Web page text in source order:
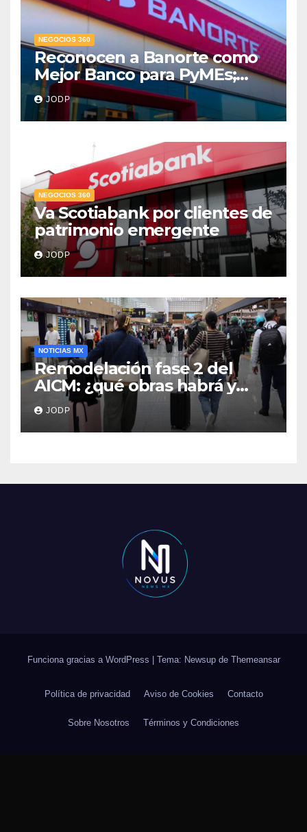
NEGOCIOS 360
Reconocen a Banorte como
Mejor Banco para PyMEs;
supera 14% del mercado
crediticio
JODP
NEGOCIOS 360
Va Scotiabank por clientes de
patrimonio emergente
JODP
NOTICIAS MX
Remodelación fase 2 del
AICM: ¿qué obras habrá y
afectarán los vuelos durante
2026 y 2027?
JODP
Funciona gracias a WordPress Tema: Newsup de Themeansar
Política de privacidad Aviso de Cookies Contacto
Sobre Nosotros Términos y Condiciones